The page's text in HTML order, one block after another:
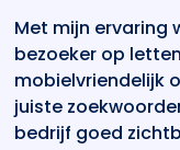
Met mijn ervaring
bezoeker op
mobielvriendelijk
juiste
bedrijf goed